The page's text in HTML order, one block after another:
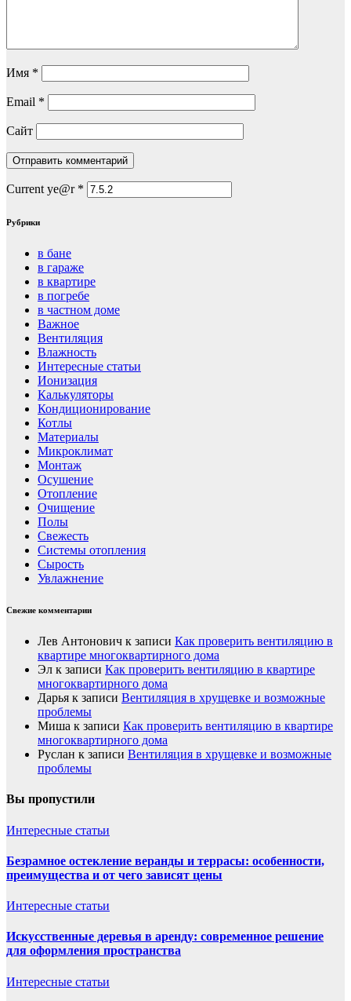
Имя *
Email *
Сайт
Current ye@r *
Рубрики
в бане
в гараже
в квартире
в погребе
в частном доме
Важное
Вентиляция
Влажность
Интересные статьи
Ионизация
Калькуляторы
Кондиционирование
Котлы
Материалы
Микроклимат
Монтаж
Осушение
Отопление
Очищение
Полы
Свежесть
Системы отопления
Сырость
Увлажнение
Свежие комментарии
Лев Антонович к записи Как проверить вентиляцию в
квартире многоквартирного дома
Эл к записи Как проверить вентиляцию в квартире
многоквартирного дома
Дарья к записи Вентиляция в хрущевке и возможные
проблемы
Миша к записи Как проверить вентиляцию в квартире
многоквартирного дома
Руслан к записи Вентиляция в хрущевке и возможные
проблемы
Вы пропустили
Интересные статьи
Безрамное остекление веранды и террасы: особенности,
преимущества и от чего зависят цены
Интересные статьи
Искусственные деревья в аренду: современное решение
для оформления пространства
Интересные статьи